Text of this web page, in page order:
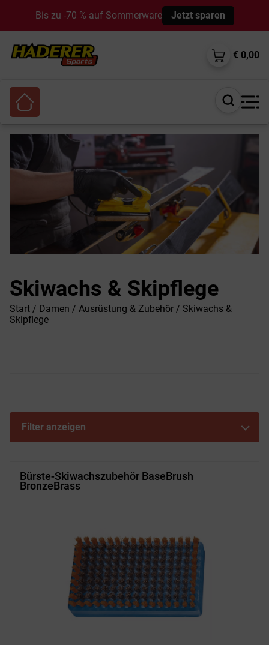
Bis zu -70 % auf Sommerware Jetzt sparen
€ 0,00
Suche
Skiwachs & Skipflege
Start / Damen / Ausrüstung & Zubehör / Skiwachs &
Skipflege
Filter anzeigen
Bürste-Skiwachszubehör BaseBrush
BronzeBrass